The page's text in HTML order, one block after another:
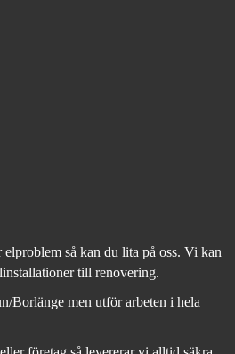
så kan du lita på oss. Vi kan
till renovering.
Borlänge men utför arbeten i hela